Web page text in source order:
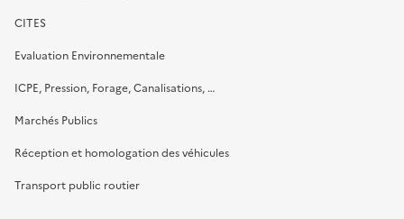
CITES
Evaluation Environnementale
ICPE, Pression, Forage, Canalisations, …
Marchés Publics
Réception et homologation des véhicules
Transport public routier